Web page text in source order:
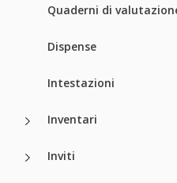
Quaderni di
Dispense
Intestazioni
Inventari
Inviti